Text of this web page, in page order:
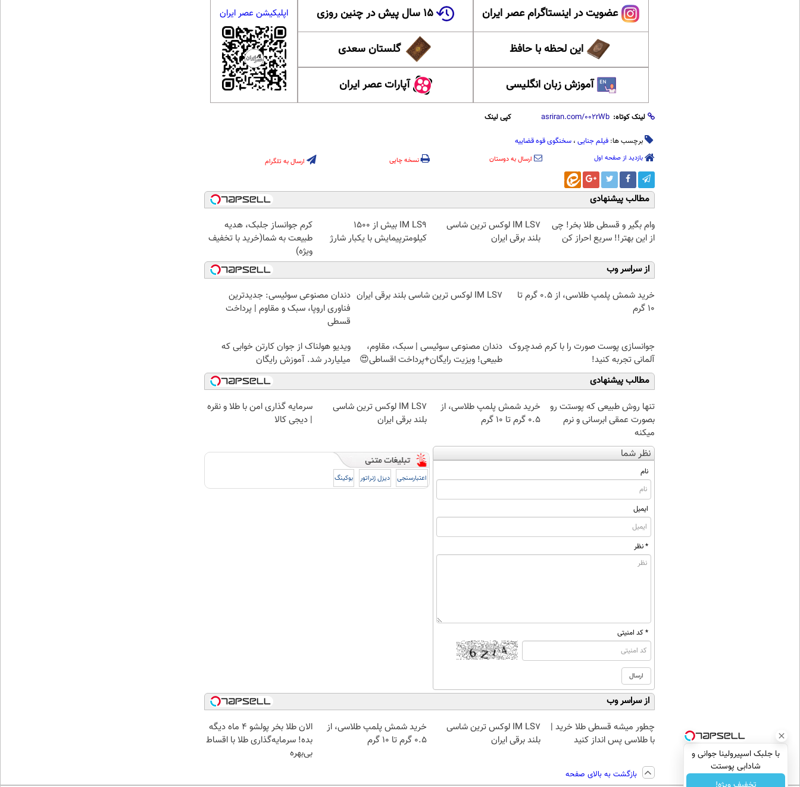
عضویت در اینستاگرام عصر ایران ۱۵ سال پیش در چنین روزی
این لحظه با حافظ گلستان سعدی
آموزش زبان انگلیسی آپارات عصر ایران
اپلیکیشن عصر ایران
لینک کوتاه: کپی لینک
برچسب ها: فیلم جنایی ، سخنگوی قوه قضاییه
بازدید از صفحه اول ارسال به دوستان نسخه چاپی ارسال به تلگرام
مطالب پیشنهادی
وام بگیر و قسطی طلا بخر! چی
از این بهتر!! سریع احراز کن
IM LS7 لوکس ترین شاسی
بلند برقی ایران
IM LS9 بیش از 1500
کیلومترپیمایش با یکبار شارژ
کرم جوانساز جلبک، هدیه
طبیعت به شما(خرید با تخفیف
ویژه)
از سراسر وب
خرید شمش پلمپ طلاسی، از ۰.۵ گرم تا
۱۰ گرم
IM LS7 لوکس ترین شاسی بلند برقی ایران
دندان مصنوعی سوئیسی: جدیدترین
فناوری اروپا، سبک و مقاوم | پرداخت
قسطی
جوانسازی پوست صورت را با کرم ضدچروک
آلمانی تجربه کنید!
دندان مصنوعی سوئیسی | سبک، مقاوم،
طبیعی! ویزیت رایگان+پرداخت اقساطی😍
ویدیو هولناک از جوان کارتن خوابی که
میلیاردر شد. آموزش رایگان
مطالب پیشنهادی
تنها روش طبیعی که پوستت رو
بصورت عمقی ابرسانی و نرم
میکنه
خرید شمش پلمپ طلاسی، از
۰.۵ گرم تا ۱۰ گرم
IM LS7 لوکس ترین شاسی
بلند برقی ایران
سرمایه گذاری امن با طلا و نقره
| دیجی کالا
نظر شما
نام
ایمیل
* نظر
* کد امنیتی
اعتبارسنجی دیزل ژنراتور بوکینگ
از سراسر وب
چطور میشه قسطی طلا خرید |
با طلاسی پس انداز کنید
IM LS7 لوکس ترین شاسی
بلند برقی ایران
خرید شمش پلمپ طلاسی، از
۰.۵ گرم تا ۱۰ گرم
الان طلا بخر پولشو 4 ماه دیگه
بده! سرمایه‌گذاری طلا با اقساط
بی‌بهره
بازگشت به بالای صفحه
با جلبک اسپیرولینا جوانی و
شادابی پوستت
تضمینه50%تخفیف